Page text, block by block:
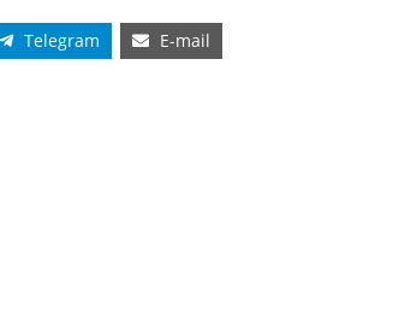
domingo con la presencia de Ana
Reto Demográfico y Turismo de la